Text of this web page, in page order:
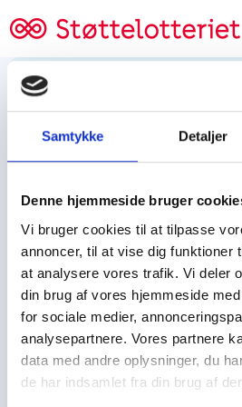
Samtykke Detaljer
Denne hjemmeside bruger
Vi bruger cookies til at tilpasse
annoncer, til at vise dig funktioner
at analysere vores trafik. Vi deler
din brug af vores hjemmeside
for sociale medier,
analysepartnere. Vores partnere
data med andre oplysninger, du
de har indsamlet fra din brug af
Tjen
Tjen penge
Spejdere/
Ejby
DK – 2600
CVR: